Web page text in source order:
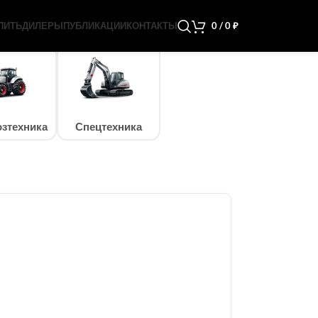
ДИЛЕРЫПУБЛИКАЦИИКОНТАКТЫ 0/0₽
Спецтехника